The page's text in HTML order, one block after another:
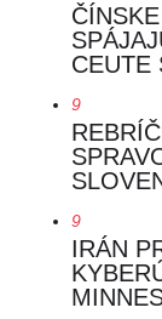
CEUTE
9
9
IRÁN